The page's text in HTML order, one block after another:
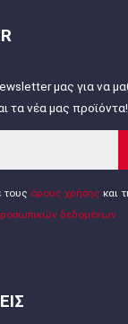
μας για να
τα νέα μας προϊόντα!
όρους χρήσης και
δεδομένων